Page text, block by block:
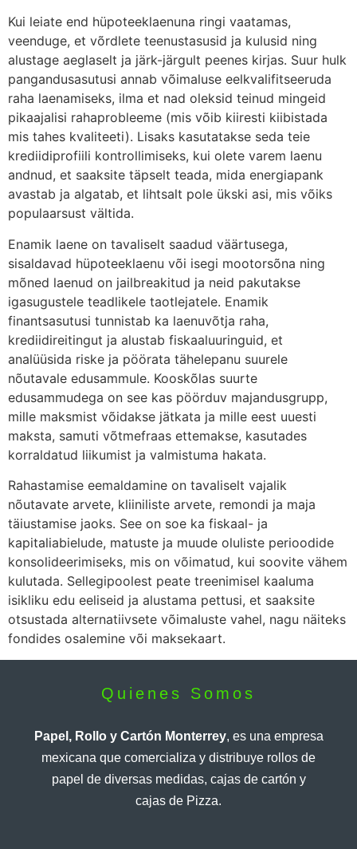
Kui leiate end hüpoteeklaenuna ringi vaatamas,
veenduge, et võrdlete teenustasusid ja kulusid ning
alustage aeglaselt ja järk-järgult peenes kirjas. Suur hulk
pangandusasutusi annab võimaluse eelkvalifitseeruda
raha laenamiseks, ilma et nad oleksid teinud mingeid
pikaajalisi rahaprobleeme (mis võib kiiresti kiibistada
mis tahes kvaliteeti). Lisaks kasutatakse seda teie
krediidiprofiili kontrollimiseks, kui olete varem laenu
andnud, et saaksite täpselt teada, mida energiapank
avastab ja algatab, et lihtsalt pole ükski asi, mis võiks
populaarsust vältida.
Enamik laene on tavaliselt saadud väärtusega,
sisaldavad hüpoteeklaenu või isegi mootorsõna ning
mõned laenud on jailbreakitud ja neid pakutakse
igasugustele teadlikele taotlejatele. Enamik
finantsasutusi tunnistab ka laenuvõtja raha,
krediidireitingut ja alustab fiskaaluuringuid, et
analüüsida riske ja pöörata tähelepanu suurele
nõutavale edusammule. Kooskõlas suurte
edusammudega on see kas pöörduv majandusgrupp,
mille maksmist võidakse jätkata ja mille eest uuesti
maksta, samuti võtmefraas ettemakse, kasutades
korraldatud liikumist ja valmistuma hakata.
Rahastamise eemaldamine on tavaliselt vajalik
nõutavate arvete, kliiniliste arvete, remondi ja maja
täiustamise jaoks. See on soe ka fiskaal- ja
kapitaliabielude, matuste ja muude oluliste perioodide
konsolideerimiseks, mis on võimatud, kui soovite vähem
kulutada. Sellegipoolest peate treenimisel kaaluma
isikliku edu eeliseid ja alustama pettusi, et saaksite
otsustada alternatiivsete võimaluste vahel, nagu näiteks
fondides osalemine või maksekaart.
Quienes Somos
Papel, Rollo y Cartón Monterrey, es una empresa
mexicana que comercializa y distribuye rollos de
papel de diversas medidas, cajas de cartón y
cajas de Pizza.